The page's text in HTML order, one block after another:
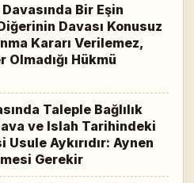
Bir Eşin
Davası Konusuz
Kararı Verilemez,
Hükmü
Taleple Bağlılık
ve Islah Tarihindeki
Aykırıdır: Aynen
Gerekir